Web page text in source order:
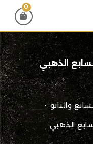
0
الذهبي
والنانو
الذهبي